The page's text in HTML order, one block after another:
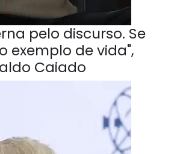
pelo discurso. Se
exemplo de vida",
Caiado